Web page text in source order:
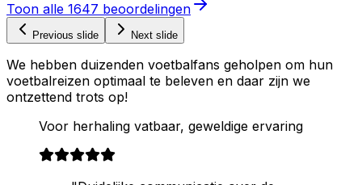
Toon alle 1647 beoordelingen
Previous slide Next slide
We hebben duizenden voetbalfans geholpen om hun
voetbalreizen optimaal te beleven en daar zijn we
ontzettend trots op!
Voor herhaling vatbaar, geweldige ervaring